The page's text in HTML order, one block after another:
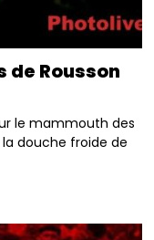
de Rousson
le mammouth des
la douche froide de